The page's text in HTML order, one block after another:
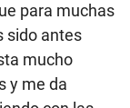
para muchas
sido antes
mucho
y me da